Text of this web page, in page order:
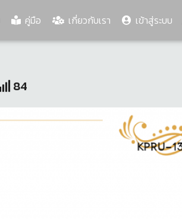
คู่มือ เกี่ยวกับเรา เข้าสู่ระบบ
84